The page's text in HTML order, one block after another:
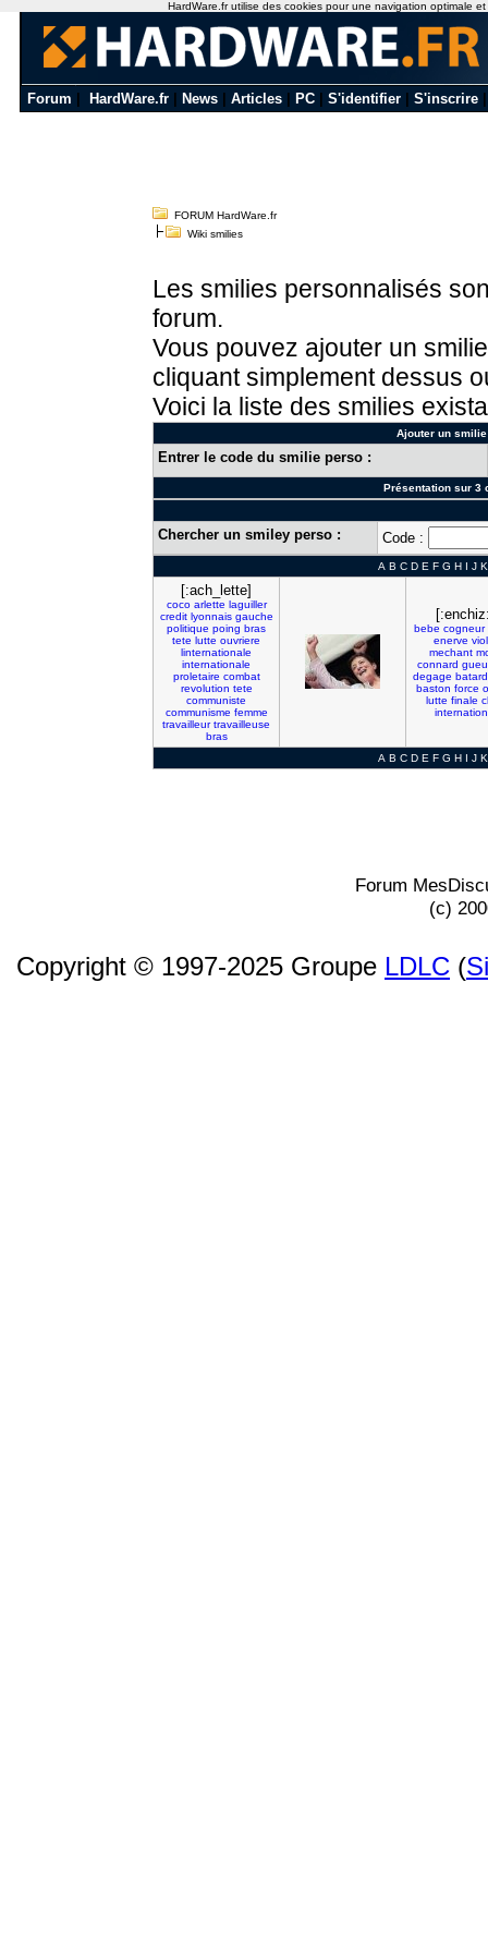
Forum HardWare.fr News Articles PC S'identifier S'inscrire
FORUM HardWare.fr
Wiki smilies
Les smilies personnalisés
forum.
Vous pouvez ajouter un
cliquant simplement dessus
Voici la liste des smilies
Ajouter un
Entrer le code du smilie perso :
Présentation sur 3
Chercher un smiley perso : Code :
A B C D E F G H I J K
[:ach_lette]
coco arlette laguiller
credit lyonnais gauche
politique poing bras
tete lutte ouvriere
linternationale
internationale
proletaire combat
revolution tete
communiste
communisme femme
travailleur travailleuse
bras
bebe cogneur
enerve
mechant
connard
degage batard
baston force
lutte finale
A B C D E F G H I J K
Forum
(c)
Copyright © 1997-2025 Groupe LDLC (
HardWare.fr utilise des cookies pour une navigation optimale